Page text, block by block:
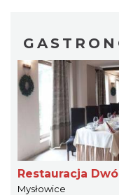
Restauracja
Mysłowice